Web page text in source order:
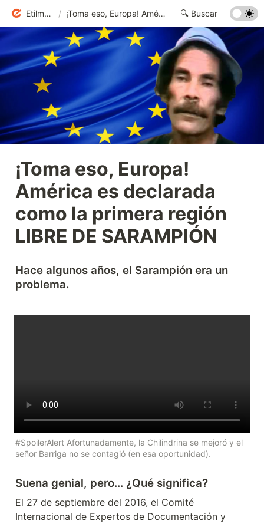
Etilmercurio / ¡Toma eso, Europa! América es declarada como la primera región LIBRE DE SARAMPIÓN
¡Toma eso, Europa!
América es declarada
como la primera región
LIBRE DE SARAMPIÓN
Hace algunos años, el Sarampión era un
problema.
#SpoilerAlert Afortunadamente, la Chilindrina se mejoró y el
señor Barriga no se contagió (en esa oportunidad).
Suena genial, pero... ¿Qué significa?
El 27 de septiembre del 2016, el Comité
Internacional de Expertos de Documentación y